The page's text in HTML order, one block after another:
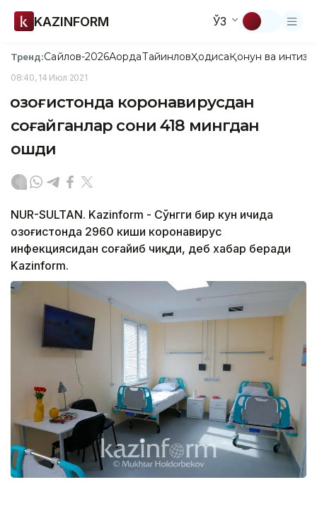
KAZINFORM ЎЗ
Тренд:Сайлов-2026АқордаТайинловҲодисаҚонун ва
08:40, 14 Июл 2021
Қозоғистонда коронавирусдан
соғайганлар сони 418 мингдан
ошди
NUR-SULTAN. Kazinform - Сўнгги бир кун ичида
Қозоғистонда 2960 киши коронавирус
инфекциясидан соғайиб чиқди, деб хабар беради
Kazinform.